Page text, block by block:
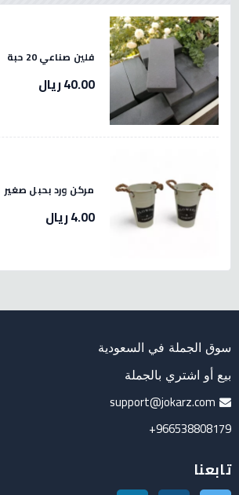
فلين صناعي 20 حبة
40.00 ريال
مركن ورد بحبل صغير
4.00 ريال
سوق الجملة في السعودية
بيع أو اشتري بالجملة
support@jokarz.com
966538808179+
تابعنا